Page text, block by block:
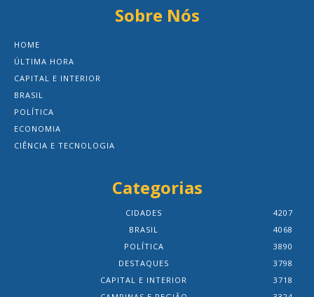
Sobre Nós
HOME
ÚLTIMA HORA
CAPITAL E INTERIOR
BRASIL
POLÍTICA
ECONOMIA
CIÊNCIA E TECNOLOGIA
Categorias
CIDADES
4207
BRASIL
4068
POLÍTICA
3890
DESTAQUES
3798
CAPITAL E INTERIOR
3718